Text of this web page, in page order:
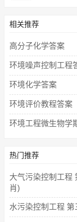
相关推荐
高分子化学答案
环境噪声控制工程
环境化学答案
环境评价教程答案
环境工程微生物学
热门推荐
大气污染控制工程
肖)
水污染控制工程